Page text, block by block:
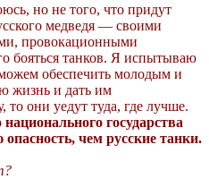
но не того, что придут
медведя — своими
провокационными
бояться танков. Я испытываю
обеспечить молодым и
жизнь и дать им
то они уедут туда, где лучше.
государства
опасность, чем русские танки.